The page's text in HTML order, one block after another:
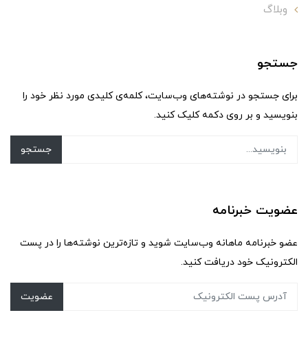
وبلاگ
جستجو
برای جستجو در نوشته‌های وب‌سایت، کلمه‌ی کلیدی مورد نظر خود را
بنویسید و بر روی دکمه کلیک کنید.
جستجو
عضویت خبرنامه
عضو خبرنامه ماهانه وب‌سایت شوید و تازه‌ترین نوشته‌ها را در پست
الکترونیک خود دریافت کنید.
عضویت